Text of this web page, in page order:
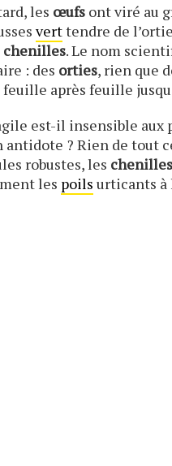
les œufs ont viré au
verttendre de
chenilles. Le nom
: des orties, rien que
après feuille
est-il insensible aux
antidote ? Rien de tout
robustes, les chenilles
les poils urticants à